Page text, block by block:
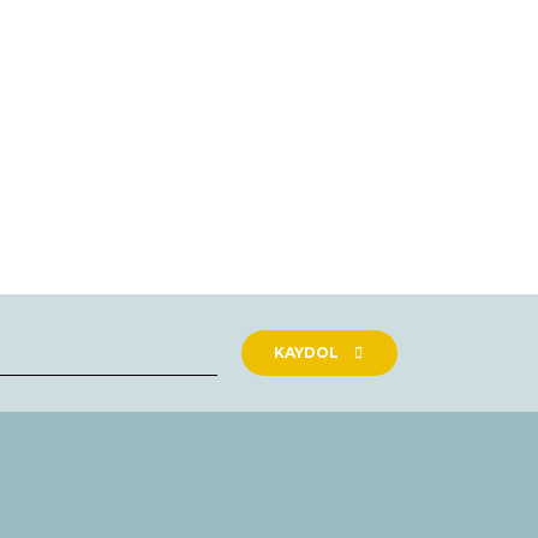
KAYDOL